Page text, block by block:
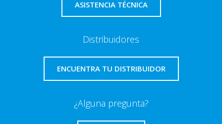
ASISTENCIA TÉCNICA
Distribuidores
ENCUENTRA TU DISTRIBUIDOR
¿Alguna pregunta?